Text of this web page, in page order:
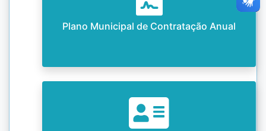
Plano Municipal de Contratação Anual